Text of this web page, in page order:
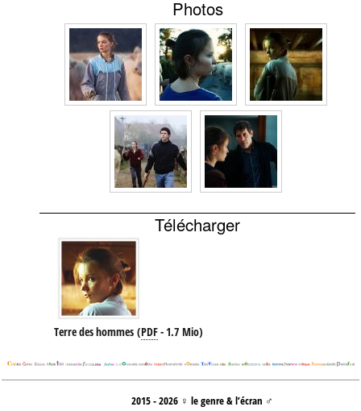
Photos
Télécharger
Terre des hommes (PDF-1.7 Mio)
2015 - 2026 ♀ le genre & l’écran ♂